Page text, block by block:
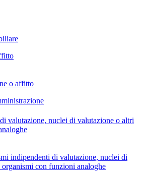
o affitto
valutazione, nuclei di valutazione o altri
indipendenti di valutazione, nuclei di
con funzioni analoghe